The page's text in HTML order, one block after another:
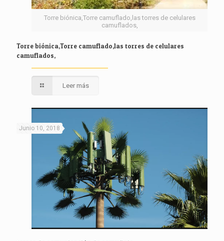
Torre biónica,Torre camuflado,las torres de celulares
camuflados,
Torre biónica,Torre camuflado,las torres de celulares
camuflados,
Leer más
Junio 10, 2018